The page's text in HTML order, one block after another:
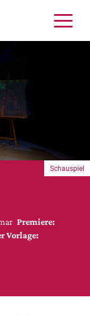
Premiere:
Vorlage:
Schauspiel